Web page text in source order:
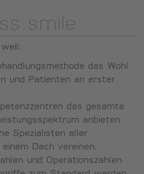
smile
das Wohl
und Patienten an erster
das gesamte
anbieten
Spezialisten aller
Dach vereinen.
und Operationszahlen